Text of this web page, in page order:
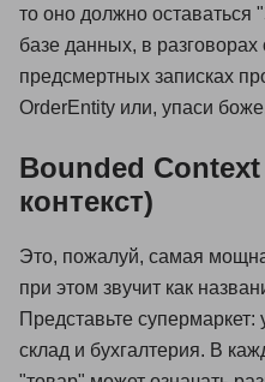
то оно должно оставаться
базе данных, в разговорах
предсмертных записках
OrderEntity или, упаси
Bounded
контекст)
Это, пожалуй, самая
при этом звучит как
Представьте супермаркет:
склад и бухгалтерия. В